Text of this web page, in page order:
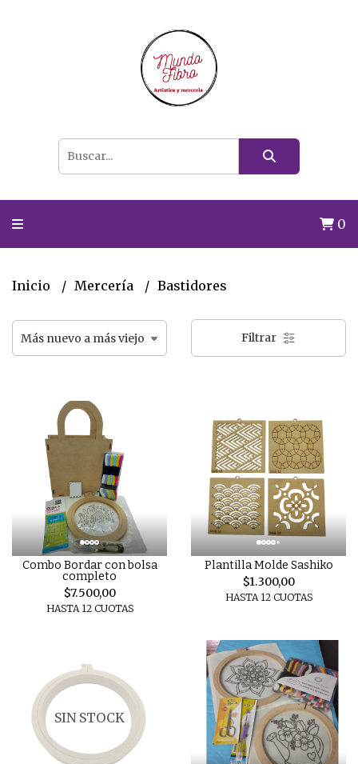
0
Inicio Mercería Bastidores
Filtrar
Combo Bordar con bolsa
completo
$7.500,00
HASTA 12 CUOTAS
Plantilla Molde Sashiko
$1.300,00
HASTA 12 CUOTAS
SIN STOCK